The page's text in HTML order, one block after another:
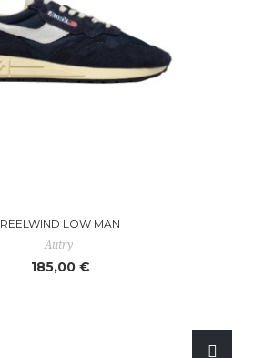
REELWIND LOW MAN
Autry
185,00 €